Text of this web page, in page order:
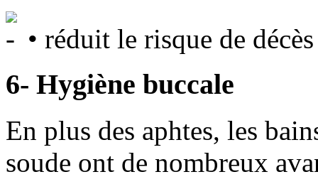
• réduit le risque de
6- Hygiène buccale
En plus des aphtes, les
soude ont de nombreux